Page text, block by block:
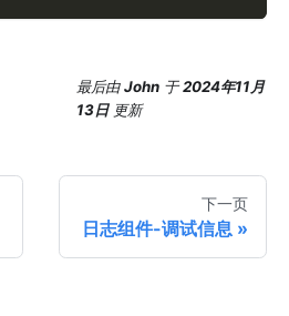
最后由John 于2024年11月
13日 更新
下一页
日志组件-调试信息